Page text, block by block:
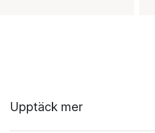
Upptäck mer